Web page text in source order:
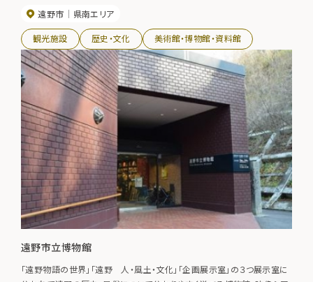
遠野市
県南エリア
観光施設 歴史・文化 美術館・博物館・資料館
遠野市立博物館
「遠野物語の世界」「遠野 人・風土・文化」「企画展示室」の３つ展示室に